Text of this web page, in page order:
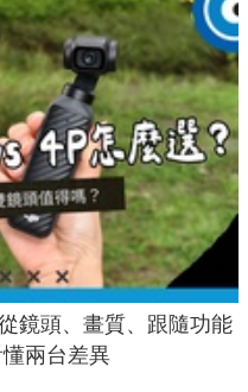
鏡頭、畫質、跟隨功能
兩台差異